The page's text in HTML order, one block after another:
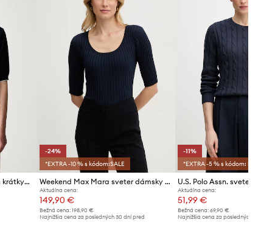
Veľkosti uvedené v obchode boli
prepočítané na štandardnú európsku
tabuľku veľkostí. Na etikete
dodaného produktu sa nachádza
pôvodné označenie výrobcu.
Tabuľka veľkostí
Weekend Max Mara sveter s krátkym rukávom dámsky s bavlnou WKDFIACRE
-24%
*EXTRA -10 % s kódom:SALE
Weekend Max Mara sveter dámsky GUGLIA
Aktuálna cena:
149,90 €
Bežná cena:198,90 €
Najnižšia cena za posledných 30 dní pred
-11%
*EXTRA -5 % s kódom: SALE
Aktuálna cena:
51,99 €
Bežná cena: 69,90 €
Najnižšia cena za posledných 30 dní